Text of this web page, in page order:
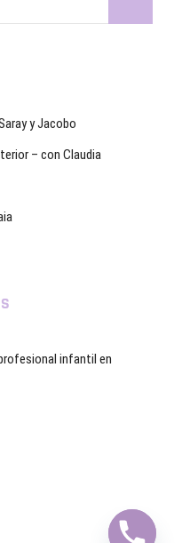
y Jacobo
– con Claudia
infantil en
t
y